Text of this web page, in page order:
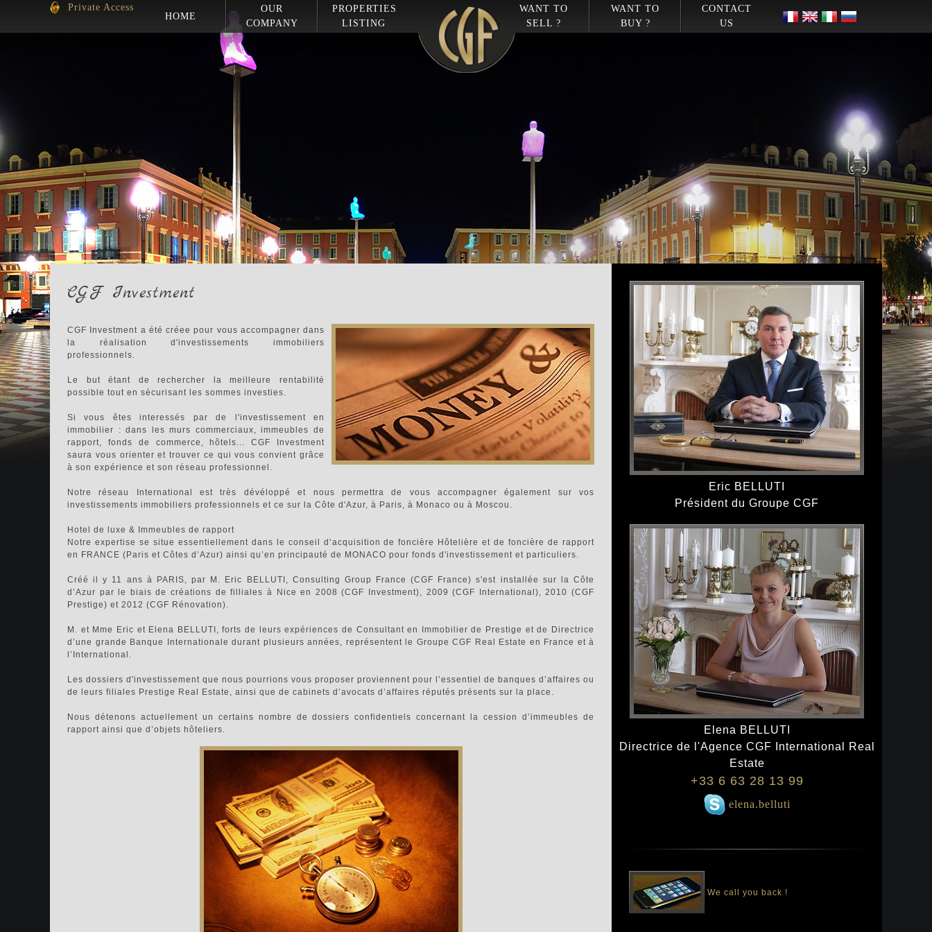
Private Access
HOME
OUR
COMPANY
PROPERTIES
LISTING
WANT TO
SELL ?
WANT TO
BUY ?
CONTACT
US
CGF Investment
CGF Investment a été créee pour vous accompagner dans
la réalisation d'investissements immobiliers
professionnels.
Le but étant de rechercher la meilleure rentabilité
possible tout en sécurisant les sommes investies.
Si vous êtes interessés par de l'investissement en
immobilier : dans les murs commerciaux, immeubles de
rapport, fonds de commerce, hôtels... CGF Investment
saura vous orienter et trouver ce qui vous convient grâce
à son expérience et son réseau professionnel.
Notre réseau International est très dévéloppé et nous permettra de vous accompagner également sur vos
investissements immobiliers professionnels et ce sur la Côte d'Azur, à Paris, à Monaco ou à Moscou.
Hotel de luxe & Immeubles de rapport
Notre expertise se situe essentiellement dans le conseil d’acquisition de foncière Hôtelière et de foncière de rapport
en FRANCE (Paris et Côtes d’Azur) ainsi qu’en principauté de MONACO pour fonds d'investissement et particuliers.
Créé il y 11 ans à PARIS, par M. Eric BELLUTI, Consulting Group France (CGF France) s'est installée sur la Côte
d’Azur par le biais de créations de filliales à Nice en 2008 (CGF Investment), 2009 (CGF International), 2010 (CGF
Prestige) et 2012 (CGF Rénovation).
M. et Mme Eric et Elena BELLUTI, forts de leurs expériences de Consultant en Immobilier de Prestige et de Directrice
d’une grande Banque Internationale durant plusieurs années, représentent le Groupe CGF Real Estate en France et à
l’International.
Les dossiers d'investissement que nous pourrions vous proposer proviennent pour l’essentiel de banques d’affaires ou
de leurs filiales Prestige Real Estate, ainsi que de cabinets d’avocats d’affaires réputés présents sur la place.
Nous détenons actuellement un certains nombre de dossiers confidentiels concernant la cession d’immeubles de
rapport ainsi que d’objets hôteliers.
Eric BELLUTI
Président du Groupe CGF
Elena BELLUTI
Directrice de l'Agence CGF International Real
Estate
+33 6 63 28 13 99
elena.belluti
We call you back !